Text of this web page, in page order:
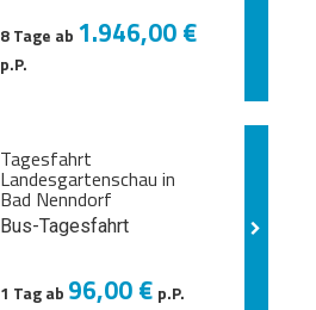
8 Tage ab 1.946,00 €
p.P.
Tagesfahrt
Landesgartenschau in
Bad Nenndorf
Bus-Tagesfahrt
1 Tag ab 96,00 € p.P.